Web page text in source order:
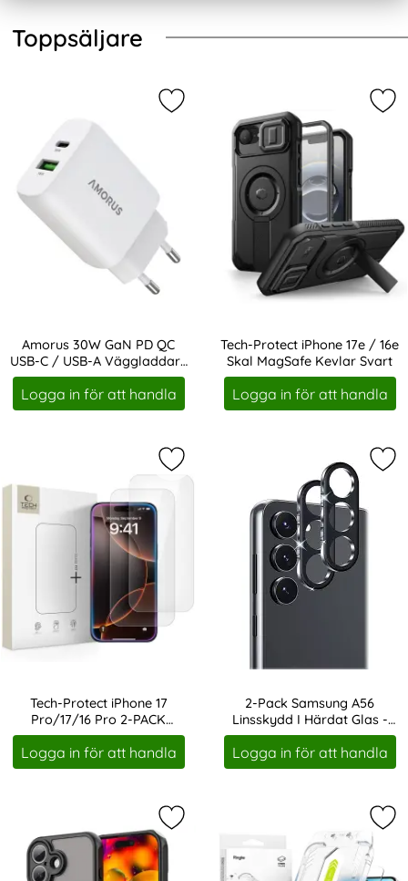
Hoppa
över
Bildlänkar
Hoppa
över
toppsäljare
Toppsäljare
Amorus 30W GaN PD QC
USB-C / USB-A Väggladdare
Vit
Art. nr 243638
Logga in för att handla
Markera amorus 30W GaN PD
Tech-Protect iPhone 17e / 16e
Skal MagSafe Kevlar Svart
Art. nr 241523
Logga in för att handla
Tech-Protect iPhone 17
Pro/17/16 Pro 2-PACK
Skärmskydd Härdat Glas
Transparent
Art. nr 241539
Logga in för att handla
Markera tech-Protect iPhone 17
2-Pack Samsung A56
Linsskydd I Härdat Glas -
Svart
Art. nr 237648
Logga in för att handla
Markera iPhone 17 Skal MagSafe